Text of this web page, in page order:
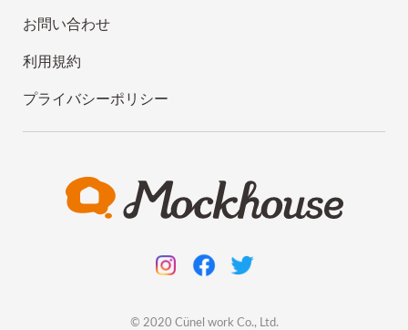
お問い合わせ
利用規約
プライバシーポリシー
© 2020 Cünel work Co., Ltd.